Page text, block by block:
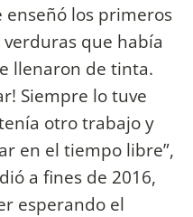
enseñó los primeros
verduras que había
llenaron de tinta.
Siempre lo tuve
otro trabajo y
en el tiempo libre”,
a fines de 2016,
esperando el